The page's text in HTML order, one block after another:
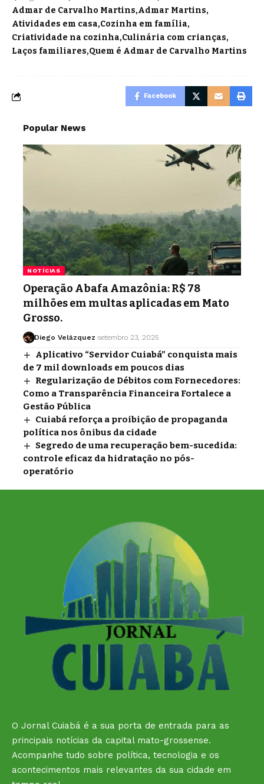
Admar de Carvalho Martins Admar Martins
Atividades em casa Cozinha em família
Criatividade na cozinha Culinária com crianças
Laços familiares Quem é Admar de Carvalho Martins
Facebook
Popular News
NOTÍCIAS
Operação Abafa Amazônia: R$ 78
milhões em multas aplicadas em Mato
Grosso.
Diego Velázquez setembro 23, 2025
Aplicativo “Servidor Cuiabá” conquista mais
de 7 mil downloads em poucos dias
Regularização de Débitos com Fornecedores:
Como a Transparência Financeira Fortalece a
Gestão Pública
Cuiabá reforça a proibição de propaganda
política nos ônibus da cidade
Segredo de uma recuperação bem-sucedida:
controle eficaz da hidratação no pós-
operatório
O Jornal Cuiabá é a sua porta de entrada para as
principais notícias da capital mato-grossense.
Acompanhe tudo sobre política, tecnologia e os
acontecimentos mais relevantes da sua cidade em